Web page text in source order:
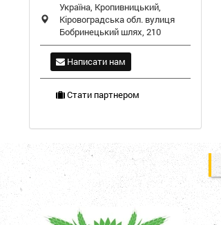
Україна, Кропивницький,
Кіровоградська обл. вулиця
Бобринецький шлях, 210
Написати нам
Стати партнером